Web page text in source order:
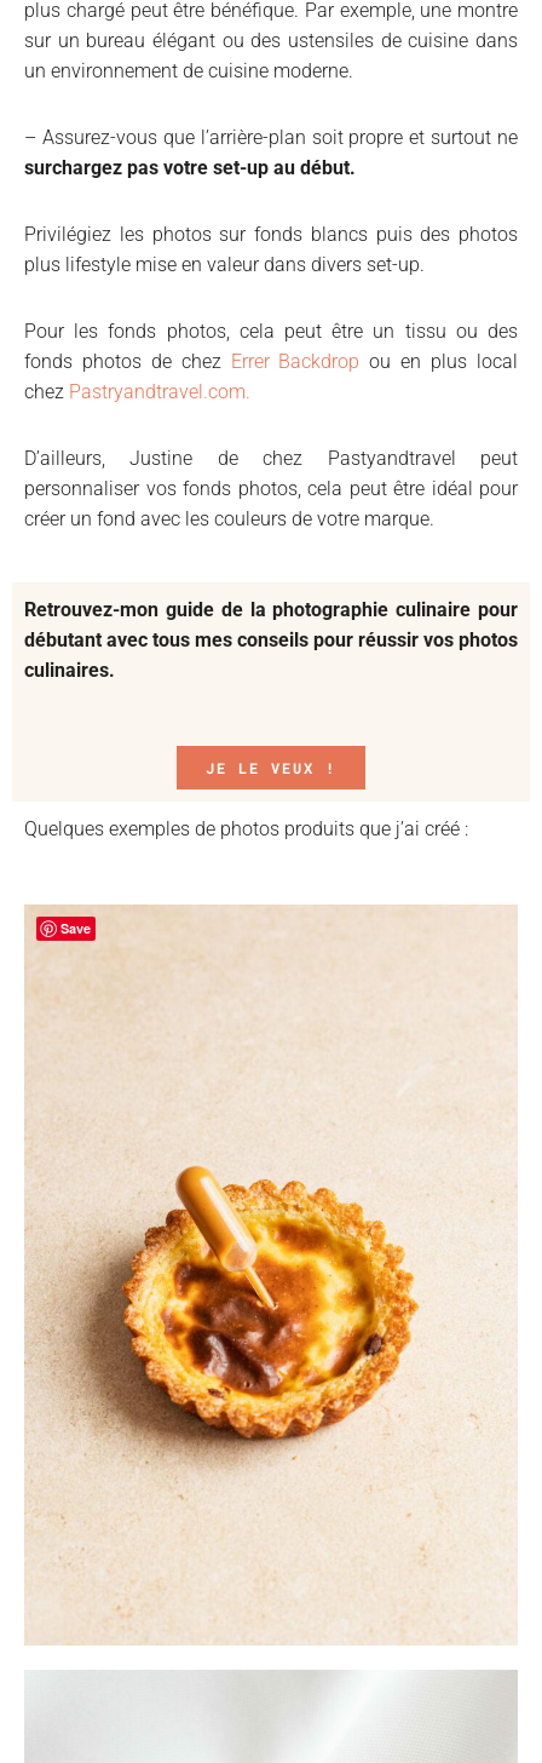
plus chargé peut être bénéfique. Par exemple, une montre
sur un bureau élégant ou des ustensiles de cuisine dans
un environnement de cuisine moderne.
– Assurez-vous que l’arrière-plan soit propre et surtout ne
surchargez pas votre set-up au début.
Privilégiez les photos sur fonds blancs puis des photos
plus lifestyle mise en valeur dans divers set-up.
Pour les fonds photos, cela peut être un tissu ou des
fonds photos de chez Errer Backdrop ou en plus local
chez Pastryandtravel.com.
D’ailleurs, Justine de chez Pastyandtravel peut
personnaliser vos fonds photos, cela peut être idéal pour
créer un fond avec les couleurs de votre marque.
Retrouvez-mon guide de la photographie culinaire pour
débutant avec tous mes conseils pour réussir vos photos
culinaires.
JE LE VEUX !
Quelques exemples de photos produits que j’ai créé :
Save